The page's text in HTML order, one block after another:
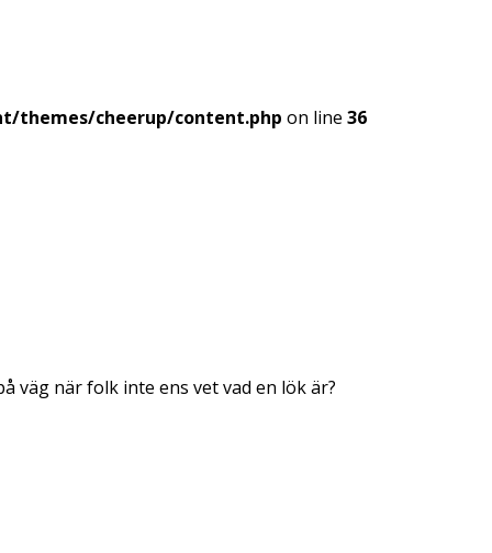
themes/cheerup/content.php on line 36
väg när folk inte ens vet vad en lök är?